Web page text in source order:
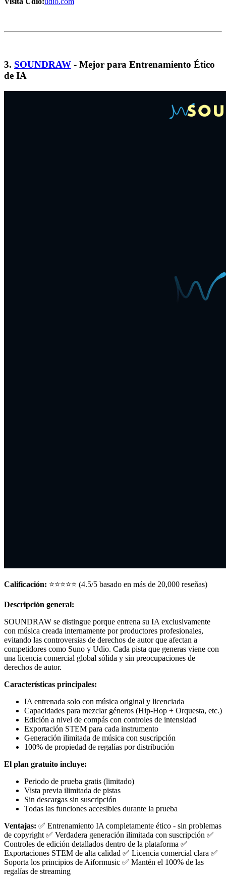
3. SOUNDRAW - Mejor para Entrenamiento Ético
de IA
Calificación: ⭐⭐⭐⭐⭐ (4.5/5 basado en más de 20,000 reseñas)
Descripción general:
SOUNDRAW se distingue porque entrena su IA exclusivamente
con música creada internamente por productores profesionales,
evitando las controversias de derechos de autor que afectan a
competidores como Suno y Udio. Cada pista que generas viene con
una licencia comercial global sólida y sin preocupaciones de
derechos de autor.
Características principales:
IA entrenada solo con música original y licenciada
Capacidades para mezclar géneros (Hip-Hop + Orquesta, etc.)
Edición a nivel de compás con controles de intensidad
Exportación STEM para cada instrumento
Generación ilimitada de música con suscripción
100% de propiedad de regalías por distribución
El plan gratuito incluye:
Periodo de prueba gratis (limitado)
Vista previa ilimitada de pistas
Sin descargas sin suscripción
Todas las funciones accesibles durante la prueba
Ventajas: ✅ Entrenamiento IA completamente ético - sin problemas
de copyright ✅ Verdadera generación ilimitada con suscripción ✅
Controles de edición detallados dentro de la plataforma ✅
Exportaciones STEM de alta calidad ✅ Licencia comercial clara ✅
Soporta los principios de Aiformusic ✅ Mantén el 100% de las
regalías de streaming